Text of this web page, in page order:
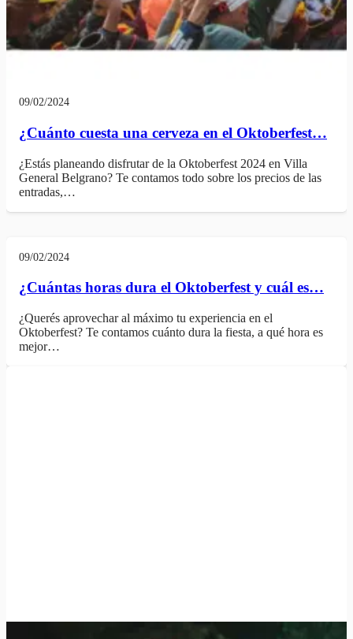
09/02/2024
¿Cuánto cuesta una cerveza en el Oktoberfest…
¿Estás planeando disfrutar de la Oktoberfest 2024 en Villa
General Belgrano? Te contamos todo sobre los precios de las
entradas,…
09/02/2024
¿Cuántas horas dura el Oktoberfest y cuál es…
¿Querés aprovechar al máximo tu experiencia en el
Oktoberfest? Te contamos cuánto dura la fiesta, a qué hora es
mejor…